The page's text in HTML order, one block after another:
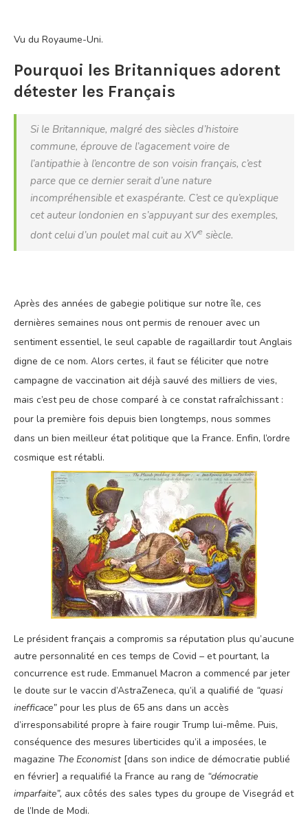
Vu du Royaume-Uni.
Pourquoi les Britanniques adorent
détester les Français
Si le Britannique, malgré des siècles d’histoire
commune, éprouve de l’agacement voire de
l’antipathie à l’encontre de son voisin français, c’est
parce que ce dernier serait d’une nature
incompréhensible et exaspérante. C’est ce qu’explique
cet auteur londonien en s’appuyant sur des exemples,
dont celui d’un poulet mal cuit au XVe siècle.
Après des années de gabegie politique sur notre île, ces
dernières semaines nous ont permis de renouer avec un
sentiment essentiel, le seul capable de ragaillardir tout Anglais
digne de ce nom. Alors certes, il faut se féliciter que notre
campagne de vaccination ait déjà sauvé des milliers de vies,
mais c’est peu de chose comparé à ce constat rafraîchissant :
pour la première fois depuis bien longtemps, nous sommes
dans un bien meilleur état politique que la France. Enfin, l’ordre
cosmique est rétabli.
Le président français a compromis sa réputation plus qu’aucune
autre personnalité en ces temps de Covid – et pourtant, la
concurrence est rude. Emmanuel Macron a commencé par jeter
le doute sur le vaccin d’AstraZeneca, qu’il a qualifié de “quasi
inefficace” pour les plus de 65 ans dans un accès
d’irresponsabilité propre à faire rougir Trump lui-même. Puis,
conséquence des mesures liberticides qu’il a imposées, le
magazine The Economist[dans son indice de démocratie publié
en février] a requalifié la France au rang de “démocratie
imparfaite”, aux côtés des sales types du groupe de Visegrád et
de l’Inde de Modi.